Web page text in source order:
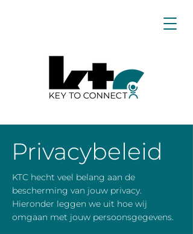
Privacybeleid
KTC hecht veel belang aan de
bescherming van jouw privacy.
Hieronder leggen we uit hoe wij
omgaan met jouw persoonsgegevens.